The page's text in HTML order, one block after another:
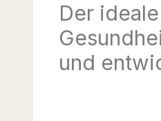
Der
und